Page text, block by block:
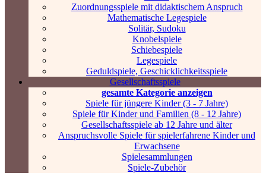
Zuordnungsspiele mit didaktischem Anspruch
Mathematische Legespiele
Solitär, Sudoku
Knobelspiele
Schiebespiele
Legespiele
Geduldspiele, Geschicklichkeitsspiele
Gesellschaftsspiele
gesamte Kategorie anzeigen
Spiele für jüngere Kinder (3 - 7 Jahre)
Spiele für Kinder und Familien (8 - 12 Jahre)
Gesellschaftsspiele ab 12 Jahre und älter
Anspruchsvolle Spiele für spielerfahrene Kinder und
Erwachsene
Spielesammlungen
Spiele-Zubehör